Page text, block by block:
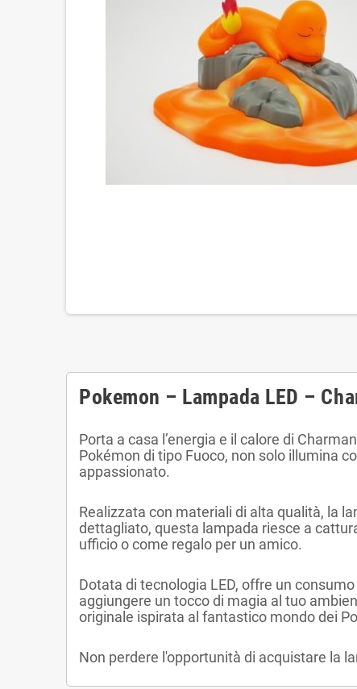
Pokemon – Lampada LED –
Porta a casa l’energia e il calore di
Pokémon di tipo Fuoco, non solo illumina
appassionato.
Realizzata con materiali di alta qualità, la
dettagliato, questa lampada riesce a
ufficio o come regalo per un amico.
Dotata di tecnologia LED, offre un
aggiungere un tocco di magia al tuo
originale ispirata al fantastico mondo dei
Non perdere l'opportunità di acquistare la